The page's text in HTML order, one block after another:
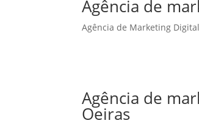
Agência de
Agência de Marketing
Agência de
Oeiras